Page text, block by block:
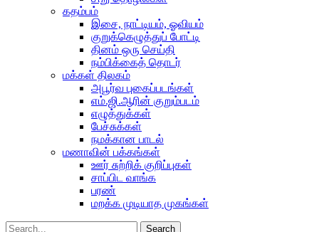
கதம்பம்
இசை, நாட்டியம், ஓவியம்
குறுக்கெழுத்துப் போட்டி
தினம் ஒரு செய்தி
நம்பிக்கைத் தொடர்
மக்கள் திலகம்
அபூர்வ புகைப்படங்கள்
எம்.ஜி.ஆரின் குறும்படம்
எழுத்துக்கள்
பேச்சுக்கள்
நமக்கான பாடல்
மணாவின் பக்கங்கள்
ஊர் சுற்றிக் குறிப்புகள்
சாப்பிட வாங்க
பரண்
மறக்க முடியாத முகங்கள்